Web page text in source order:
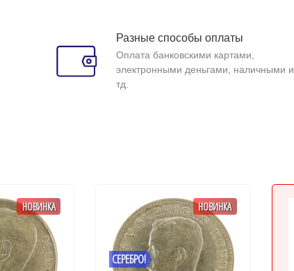
Разные способы оплаты
Оплата банковскими картами,
электронными деньгами, наличными и
тд.
НОВИНКА
СЕРЕБРО!
НОВИНКА